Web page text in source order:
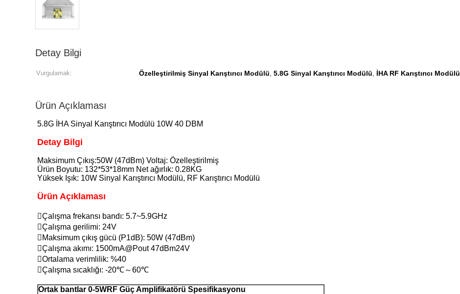
Detay Bilgi
Vurgulamak: Özelleştirilmiş Sinyal Karıştırıcı Modülü, 5.8G Sinyal Karıştırıcı Modülü, İHA RF Karıştırıcı Modülü
Ürün Açıklaması
5.8G İHA Sinyal Karıştırıcı Modülü 10W 40 DBM
Detay Bilgi
Maksimum Çıkış:50W (47dBm) Voltaj: Özelleştirilmiş
Ürün Boyutu: 132*53*18mm Net ağırlık: 0.28KG
Yüksek Işık: 10W Sinyal Karıştırıcı Modülü, RF Karıştırıcı Modülü
Ürün Açıklaması
Çalışma frekansı bandı: 5.7~5.9GHz
Çalışma gerilimi: 24V
Maksimum çıkış gücü (P1dB): 50W (47dBm)
Çalışma akımı: 1500mA@Pout 47dBm24V
Ortalama verimlilik: %40
Çalışma sıcaklığı: -20℃～60℃
Ortak bantlar 0-5WRF Güç Amplifikatörü Spesifikasyonu